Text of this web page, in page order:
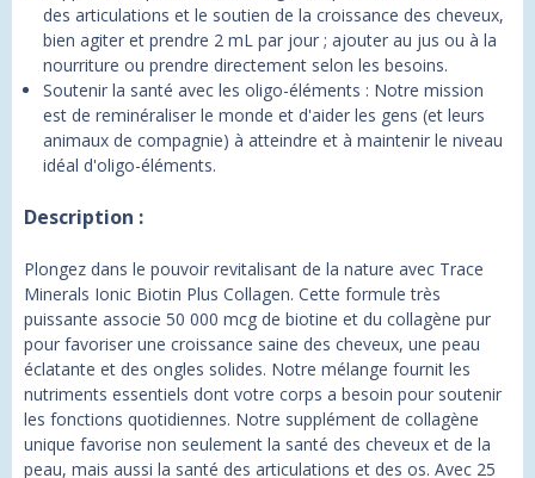
des articulations et le soutien de la croissance des cheveux,
bien agiter et prendre 2 mL par jour ; ajouter au jus ou à la
nourriture ou prendre directement selon les besoins.
Soutenir la santé avec les oligo-éléments : Notre mission
est de reminéraliser le monde et d'aider les gens (et leurs
animaux de compagnie) à atteindre et à maintenir le niveau
idéal d'oligo-éléments.
Description :
Plongez dans le pouvoir revitalisant de la nature avec Trace
Minerals Ionic Biotin Plus Collagen. Cette formule très
puissante associe 50 000 mcg de biotine et du collagène pur
pour favoriser une croissance saine des cheveux, une peau
éclatante et des ongles solides. Notre mélange fournit les
nutriments essentiels dont votre corps a besoin pour soutenir
les fonctions quotidiennes. Notre supplément de collagène
unique favorise non seulement la santé des cheveux et de la
peau, mais aussi la santé des articulations et des os. Avec 25